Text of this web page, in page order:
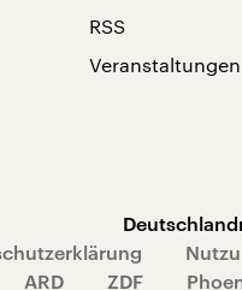
RSS
Veranstaltungen
ARD ZDF